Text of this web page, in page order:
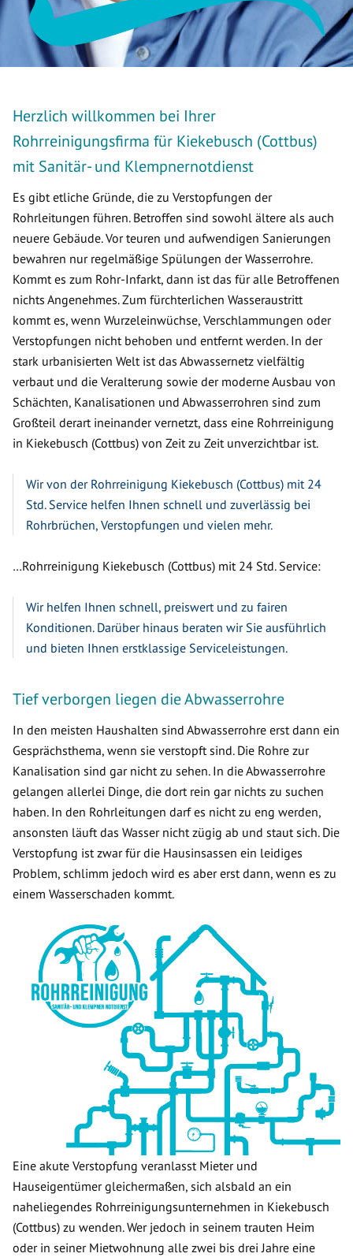
Herzlich willkommen bei Ihrer
Rohrreinigungsfirma für Kiekebusch (Cottbus)
mit Sanitär- und Klempnernotdienst
Es gibt etliche Gründe, die zu Verstopfungen der
Rohrleitungen führen. Betroffen sind sowohl ältere als auch
neuere Gebäude. Vor teuren und aufwendigen Sanierungen
bewahren nur regelmäßige Spülungen der Wasserrohre.
Kommt es zum Rohr-Infarkt, dann ist das für alle Betroffenen
nichts Angenehmes. Zum fürchterlichen Wasseraustritt
kommt es, wenn Wurzeleinwüchse, Verschlammungen oder
Verstopfungen nicht behoben und entfernt werden. In der
stark urbanisierten Welt ist das Abwassernetz vielfältig
verbaut und die Veralterung sowie der moderne Ausbau von
Schächten, Kanalisationen und Abwasserrohren sind zum
Großteil derart ineinander vernetzt, dass eine Rohrreinigung
in Kiekebusch (Cottbus) von Zeit zu Zeit unverzichtbar ist.
Wir von der Rohrreinigung Kiekebusch (Cottbus) mit 24
Std. Service helfen Ihnen schnell und zuverlässig bei
Rohrbrüchen, Verstopfungen und vielen mehr.
…Rohrreinigung Kiekebusch (Cottbus) mit 24 Std. Service:
Wir helfen Ihnen schnell, preiswert und zu fairen
Konditionen. Darüber hinaus beraten wir Sie ausführlich
und bieten Ihnen erstklassige Serviceleistungen.
Tief verborgen liegen die Abwasserrohre
In den meisten Haushalten sind Abwasserrohre erst dann ein
Gesprächsthema, wenn sie verstopft sind. Die Rohre zur
Kanalisation sind gar nicht zu sehen. In die Abwasserrohre
gelangen allerlei Dinge, die dort rein gar nichts zu suchen
haben. In den Rohrleitungen darf es nicht zu eng werden,
ansonsten läuft das Wasser nicht zügig ab und staut sich. Die
Verstopfung ist zwar für die Hausinsassen ein leidiges
Problem, schlimm jedoch wird es aber erst dann, wenn es zu
einem Wasserschaden kommt.
Eine akute Verstopfung veranlasst Mieter und
Hauseigentümer gleichermaßen, sich alsbald an ein
naheliegendes Rohrreinigungsunternehmen in Kiekebusch
(Cottbus) zu wenden. Wer jedoch in seinem trauten Heim
oder in seiner Mietwohnung alle zwei bis drei Jahre eine